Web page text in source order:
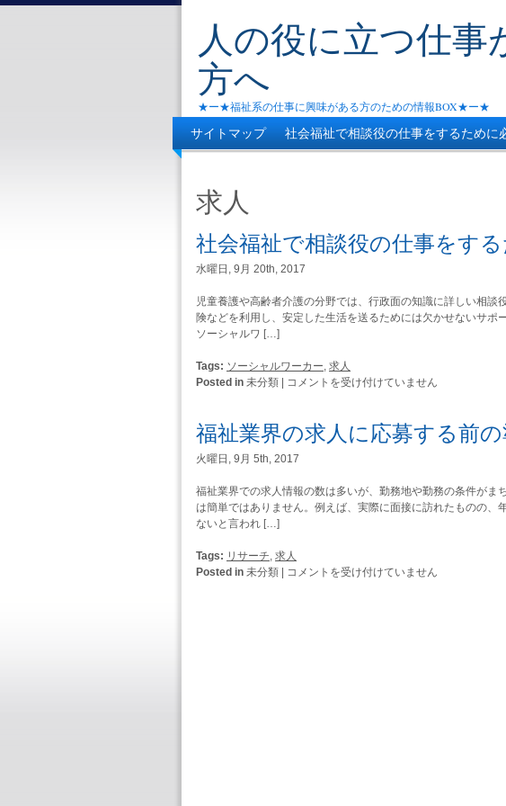
人の役に立つ仕事
方へ
★ー★福祉系の仕事に興味がある方のための情報BOX★ー★
サイトマップ
社会福祉で相談役の仕事をするために
求人
社会福祉で相談役の仕事をす
水曜日, 9月 20th, 2017
児童養護や高齢者介護の分野では、行政面の知識に詳しい相
険などを利用し、安定した生活を送るためには欠かせないサポ
ソーシャルワ […]
Tags: ソーシャルワーカー, 求人
Posted in 未分類 |
社
祉
で
相
役
の
を
す
コメントを受け付けていません
福祉業界の求人に応募する前の
火曜日, 9月 5th, 2017
福祉業界での求人情報の数は多いが、勤務地や勤務の条件がま
は簡単ではありません。例えば、実際に面接に訪れたものの、
ないと言われ […]
Tags: リサーチ, 求人
Posted in 未分類 |
福
コメントを受け付けていません